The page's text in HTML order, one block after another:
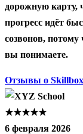
дорожную карту,
прогресс идёт
созвонов,
вы понимаете.
Отзывы о Skillbox
★★★★★
6 февраля 2026